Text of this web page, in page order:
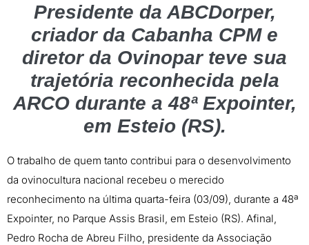
Presidente da ABCDorper,
criador da Cabanha CPM e
diretor da Ovinopar teve sua
trajetória reconhecida pela
ARCO durante a 48ª Expointer,
em Esteio (RS).
O trabalho de quem tanto contribui para o desenvolvimento
da ovinocultura nacional recebeu o merecido
reconhecimento na última quarta-feira (03/09), durante a 48ª
Expointer, no Parque Assis Brasil, em Esteio (RS). Afinal,
Pedro Rocha de Abreu Filho, presidente da Associação